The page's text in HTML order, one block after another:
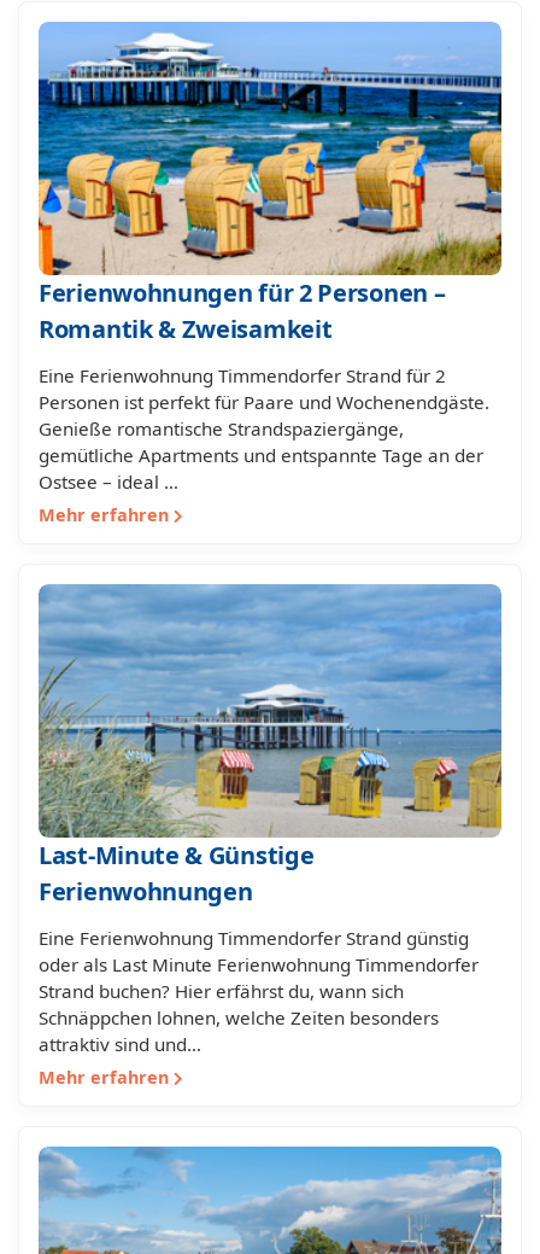
Ferienwohnungen für 2 Personen –
Romantik & Zweisamkeit
Eine Ferienwohnung Timmendorfer Strand für 2
Personen ist perfekt für Paare und Wochenendgäste.
Genieße romantische Strandspaziergänge,
gemütliche Apartments und entspannte Tage an der
Ostsee – ideal …
Mehr erfahren
Last-Minute & Günstige
Ferienwohnungen
Eine Ferienwohnung Timmendorfer Strand günstig
oder als Last Minute Ferienwohnung Timmendorfer
Strand buchen? Hier erfährst du, wann sich
Schnäppchen lohnen, welche Zeiten besonders
attraktiv sind und…
Mehr erfahren